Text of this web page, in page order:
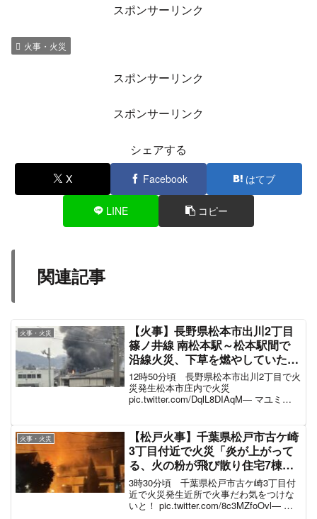
スポンサーリンク
火事・火災
スポンサーリンク
スポンサーリンク
シェアする
X Facebook はてブ
LINE コピー
関連記事
火事・火災
【火事】長野県松本市出川2丁目
篠ノ井線 南松本駅～松本駅間で
沿線火災、下草を燃やしていた火
が建物に燃え移り「線路沿いで黒
煙が上がってて周辺道路が渋滞、
白線流しのロケ地で長瀬くんが働
延3月15日
12時50分頃 長野県松本市出川2丁目で火
災発生松本市庄内で火災
pic.twitter.com/DqlL8DIAqM— マユミ
火...
火事・火災
【松戸火事】千葉県松戸市古ケ崎
3丁目付近で火災「炎が上がって
る、火の粉が飛び散り住宅7棟に
延焼」3人病院搬送1人死亡 #松戸
11月28日
3時30分頃 千葉県松戸市古ケ崎3丁目付
近で火災発生近所で火事だわ気をつけな
いと！ pic.twitter.com/8c3MZfoOvl— に